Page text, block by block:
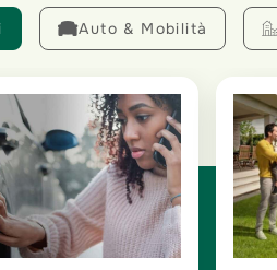
Auto & Mobilità